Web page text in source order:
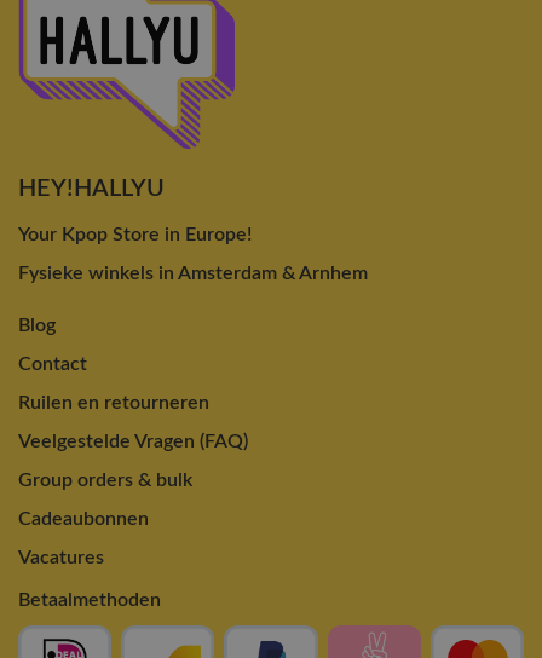
HEY!HALLYU
Your Kpop Store in Europe!
Fysieke winkels in Amsterdam & Arnhem
Blog
Contact
Ruilen en retourneren
Veelgestelde Vragen (FAQ)
Group orders & bulk
Cadeaubonnen
Vacatures
Betaalmethoden